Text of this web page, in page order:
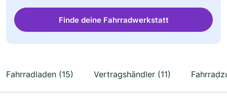
Finde deine Fahrradwerkstatt
Fahrradladen (15) Vertragshändler (11)